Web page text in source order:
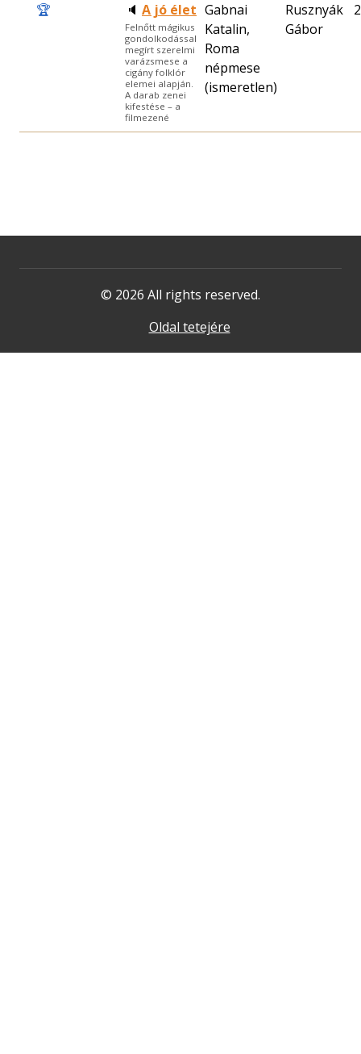
🏆 🔈 A jó élet
Felnőtt mágikus
gondolkodással
megírt szerelmi
varázsmese a
cigány folklór
elemei alapján.
A darab zenei
kifestése – a
filmezené
Gabnai
Katalin,
Roma
népmese
(ismeretlen)
Rusznyák
Gábor
© 2026 All rights reserved.
Oldal tetejére